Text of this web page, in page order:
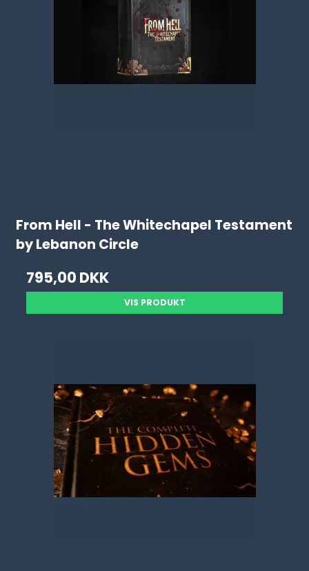
From Hell - The Whitechapel Testament
by Lebanon Circle
795,00 DKK
VIS PRODUKT